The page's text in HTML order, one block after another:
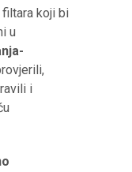
koji bi
u
i